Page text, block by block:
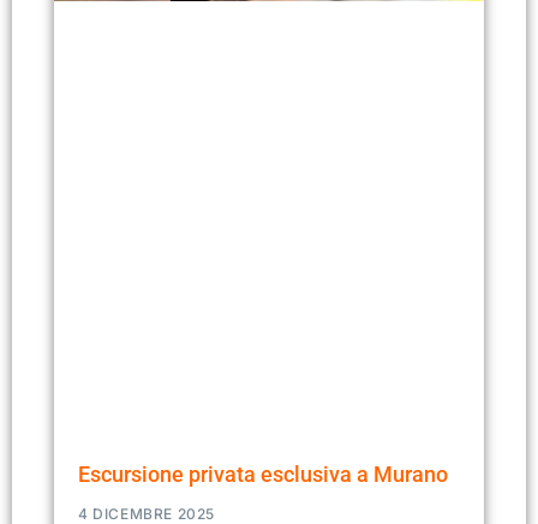
Escursione privata esclusiva a Murano
4 DICEMBRE 2025